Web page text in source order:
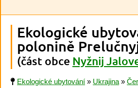
Ekologické
polonině
(část obce Nyžnij
Ekologické ubytování » Ukrajina »